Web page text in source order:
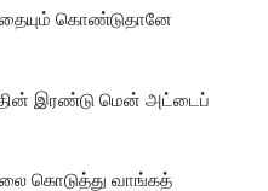
கொண்டுதானே
இரண்டு மென் அட்டைப்
கொடுத்து வாங்கத்